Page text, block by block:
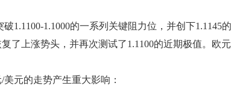
破1.1100-1.1000的一系列关键阻力位，并创下
了上涨势头，并再次测试了1.1100的近期极值。欧
元的走势产生重大影响：